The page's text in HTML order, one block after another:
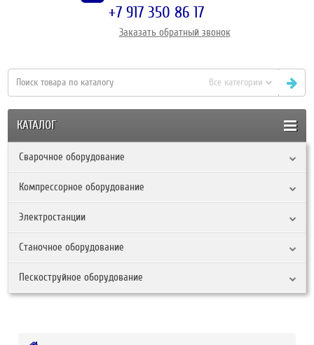
+7 917 350 86 17
Заказать обратный звонок
Все категории
КАТАЛОГ
Сварочное оборудование
Компрессорное оборудование
Электростанции
Станочное оборудование
Пескоструйное оборудование